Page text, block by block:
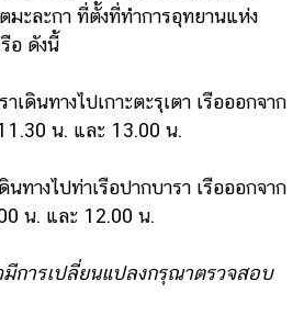
มะละกา ที่ตั้งที่ทำการอุทยานแห่ง
อ ดังนี้
เดินทางไปเกาะตะรุเตา เรือออกจาก
น. และ 13.00 น.
นทางไปท่าเรือปากบารา เรือออกจาก
น. และ 12.00 น.
การเปลี่ยนแปลงกรุณาตรวจสอบ